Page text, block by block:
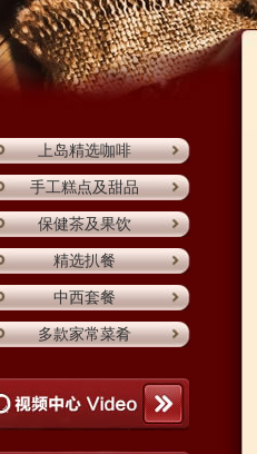
上岛精选咖啡
手工糕点及甜品
保健茶及果饮
精选扒餐
中西套餐
多款家常菜肴